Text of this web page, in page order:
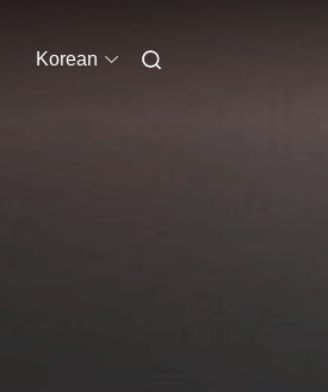
Korean